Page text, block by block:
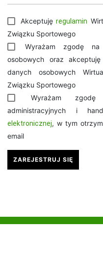
Akceptujęregulamin
Związku Sportowego
Wyrażam zgodę na
osobowych oraz akceptuję
danych osobowych
Związku Sportowego
Wyrażam zgodę
administracyjnych i
elektronicznej, w tym
email